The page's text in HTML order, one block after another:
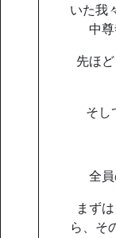
いた我
中
先ほ
そし
全
まず
ら、そ